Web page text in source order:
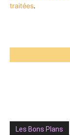
traitées.
Les Bons Plans